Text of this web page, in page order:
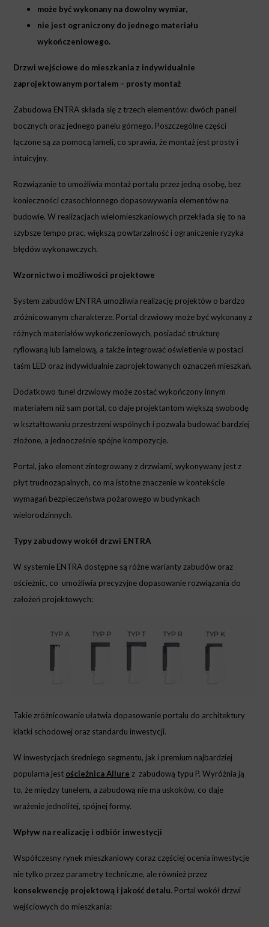
może być wykonany na dowolny wymiar,
nie jest ograniczony do jednego materiału
wykończeniowego.
Drzwi wejściowe do mieszkania z indywidualnie
zaprojektowanym portalem – prosty montaż
Zabudowa ENTRA składa się z trzech elementów: dwóch paneli
bocznych oraz jednego panelu górnego. Poszczególne części
łączone są za pomocą lameli, co sprawia, że montaż jest prosty i
intuicyjny.
Rozwiązanie to umożliwia montaż portalu przez jedną osobę, bez
konieczności czasochłonnego dopasowywania elementów na
budowie. W realizacjach wielomieszkaniowych przekłada się to na
szybsze tempo prac, większą powtarzalność i ograniczenie ryzyka
błędów wykonawczych.
Wzornictwo i możliwości projektowe
System zabudów ENTRA umożliwia realizację projektów o bardzo
zróżnicowanym charakterze. Portal drzwiowy może być wykonany z
różnych materiałów wykończeniowych, posiadać strukturę
ryflowaną lub lamelową, a także integrować oświetlenie w postaci
taśm LED oraz indywidualnie zaprojektowanych oznaczeń mieszkań.
Dodatkowo tunel drzwiowy może zostać wykończony innym
materiałem niż sam portal, co daje projektantom większą swobodę
w kształtowaniu przestrzeni wspólnych i pozwala budować bardziej
złożone, a jednocześnie spójne kompozycje.
Portal, jako element zintegrowany z drzwiami, wykonywany jest z
płyt trudnozapalnych, co ma istotne znaczenie w kontekście
wymagań bezpieczeństwa pożarowego w budynkach
wielorodzinnych.
Typy zabudowy wokół drzwi ENTRA
W systemie ENTRA dostępne są różne warianty zabudów oraz
ościeżnic, co umożliwia precyzyjne dopasowanie rozwiązania do
założeń projektowych:
Takie zróżnicowanie ułatwia dopasowanie portalu do architektury
klatki schodowej oraz standardu inwestycji.
W inwestycjach średniego segmentu, jak i premium najbardziej
popularna jest ościeżnica Allure z zabudową typu P. Wyróżnia ją
to, że między tunelem, a zabudową nie ma uskoków, co daje
wrażenie jednolitej, spójnej formy.
Wpływ na realizację i odbiór inwestycji
Współczesny rynek mieszkaniowy coraz częściej ocenia inwestycje
nie tylko przez parametry techniczne, ale również przez
konsekwencję projektową i jakość detalu. Portal wokół drzwi
wejściowych do mieszkania: